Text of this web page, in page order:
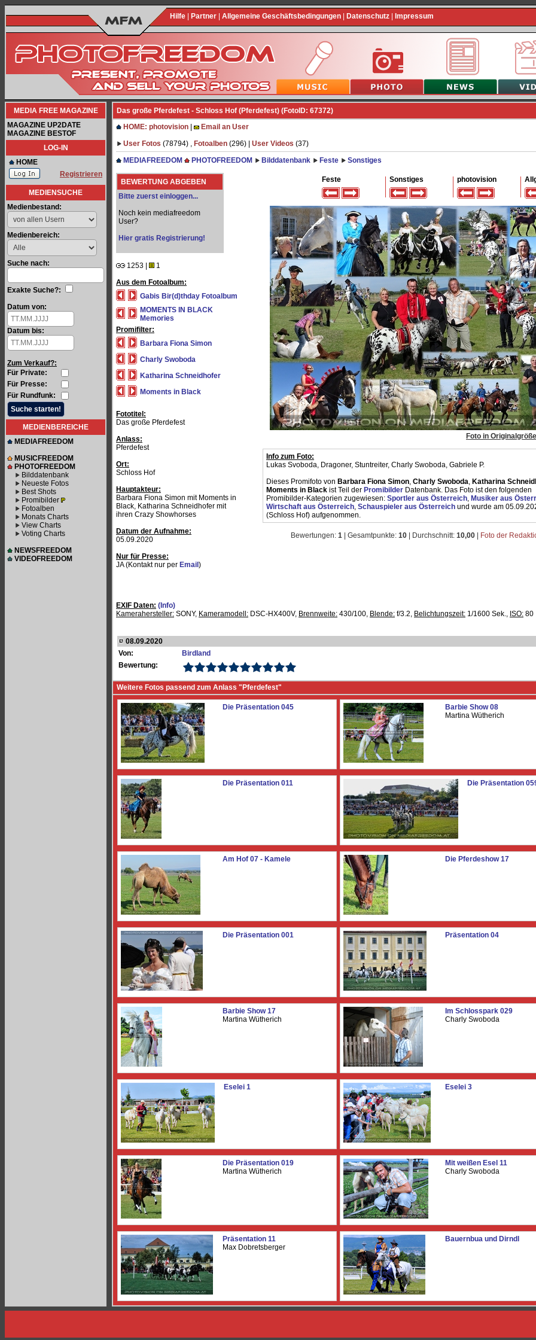
Hilfe Partner Allgemeine Geschäftsbedingungen Datenschutz Impressum
MEDIA FREE MAGAZINE
MAGAZINE UP2DATE
MAGAZINE BESTOF
LOG-IN
HOME
Registrieren
MEDIENSUCHE
Medienbestand:
Medienbereich:
Suche nach:
Exakte Suche?:
Datum von:
Datum bis:
Zum Verkauf?:
Für Private:
Für Presse:
Für Rundfunk:
MEDIENBEREICHE
MEDIAFREEDOM
MUSICFREEDOM
PHOTOFREEDOM
Bilddatenbank
Neueste Fotos
Best Shots
Promibilder
Fotoalben
Monats Charts
View Charts
Voting Charts
NEWSFREEDOM
VIDEOFREEDOM
Das große Pferdefest - Schloss Hof (Pferdefest) (FotoID: 67372)
HOME: photovision
Email an User
User Fotos (78794) , Fotoalben (296) | User Videos (37)
MEDIAFREEDOM
PHOTOFREEDOM Bilddatenbank Feste Sonstiges
BEWERTUNG ABGEBEN
Bitte zuerst einloggen...
Noch kein mediafreedom
User?
Hier gratis Registrierung!
1253 |
1
Aus dem Fotoalbum:
Gabis Bir(d)thday Fotoalbum
MOMENTS IN BLACK
Memories
Promifilter:
Barbara Fiona Simon
Charly Swoboda
Katharina Schneidhofer
Moments in Black
Fototitel:
Das große Pferdefest
Anlass:
Pferdefest
Ort:
Schloss Hof
Hauptakteur:
Barbara Fiona Simon mit Moments in
Black, Katharina Schneidhofer mit
ihren Crazy Showhorses
Datum der Aufnahme:
05.09.2020
Nur für Presse:
JA (Kontakt nur per Email )
Feste Sonstiges photovision
Foto in
Info zum Foto:
Lukas Svoboda, Dragoner, Stuntreiter, Charly Swoboda, Gabriele P.
Dieses Promifoto von Barbara Fiona Simon, Charly Swoboda, Katharina
Moments in Black ist Teil der Promibilder Datenbank. Das Foto ist den folgenden
Promibilder-Kategorien zugewiesen: Sportler aus Österreich, Musiker aus
Wirtschaft aus Österreich, Schauspieler aus Österreich und wurde am
(Schloss Hof) aufgenommen.
Bewertungen: 1 | Gesamtpunkte: 10 | Durchschnitt: 10,00 Foto der
EXIF Daten: (Info)
Kamerahersteller: SONY, Kameramodell: DSC-HX400V, Brennweite: 430/100, Blende: f/3.2, Belichtungszeit: 1/1600 Sek., ISO: 80
08.09.2020
Von:
Birdland
Bewertung:
Weitere Fotos passend zum Anlass "Pferdefest"
Die Präsentation 045
Barbie Show 08
Martina Wütherich
Die Präsentation 011 Die Präsentation
Am Hof 07 - Kamele Die Pferdeshow 17
Die Präsentation 001 Präsentation 04
Barbie Show 17
Martina Wütherich
Im Schlosspark 029
Charly Swoboda
Eselei 1 Eselei 3
Die Präsentation 019
Martina Wütherich
Mit weißen Esel 11
Charly Swoboda
Präsentation 11
Max Dobretsberger
Bauernbua und Dirndl